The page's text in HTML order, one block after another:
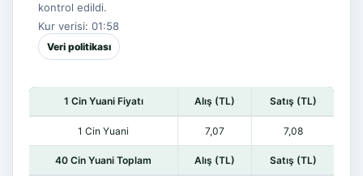
kontrol edildi.
Kur verisi: 01:58
Veri politikası
1 Cin Yuani Fiyatı Alış (TL) Satış (TL)
1 Cin Yuani 7,07 7,08
40 Cin Yuani Toplam Alış (TL) Satış (TL)